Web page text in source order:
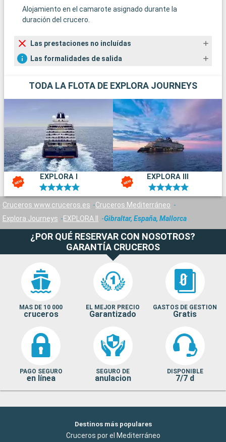
Alojamiento en el camarote asignado durante la
duración del crucero.
Las prestaciones no incluídas
Las formalidades de salida
TODA LA FLOTA DE EXPLORA JOURNEYS
EXPLORA I EXPLORA III
Cruceros www.cruceros.es
Cruceros Mediterráneo
Explora Journeys
EXPLORA II Gibraltar, España, Mallorca
¿POR QUÉ RESERVAR CON NOSOTROS?
GARANTÍA CRUCEROS
MAS DE 10 000
cruceros
EL MEJOR PRECIO
Garantizado
GASTOS DE GESTION
Gratis
PAGO SEGURO
en línea
SEGURO DE
anulacion
DISPONIBLE
7/7 d
Destinos más populares
Cruceros por el Mediterráneo